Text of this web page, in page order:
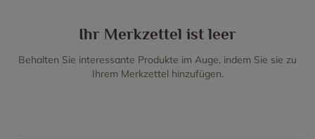
Ihr Merkzettel ist leer
Behalten Sie interessante Produkte im Auge, indem Sie sie zu
Ihrem Merkzettel hinzufügen.